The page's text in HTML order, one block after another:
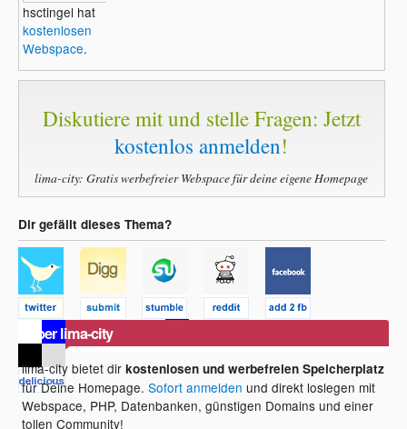
hsctingel hat
kostenlosen
Webspace.
Diskutiere mit und stelle Fragen: Jetzt
kostenlos anmelden!
lima-city: Gratis werbefreier Webspace für deine eigene Homepage
Dir gefällt dieses Thema?
Über lima-city
lima-city bietet dirkostenlosen und werbefreien Speicherplatz
für Deine Homepage.Sofort anmelden und direkt loslegen mit
Webspace, PHP, Datenbanken, günstigen Domains und einer
tollen Community!